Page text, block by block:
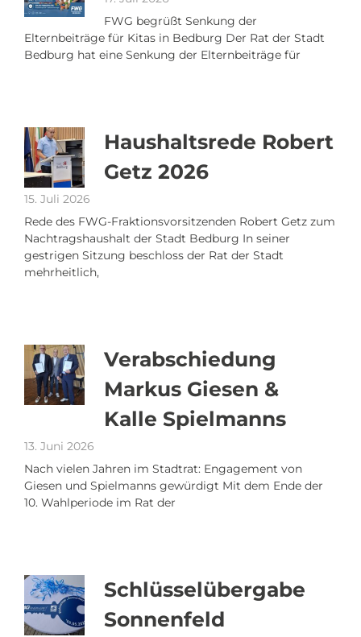
FWG begrüßt Senkung der
Elternbeiträge für Kitas in Bedburg Der Rat der Stadt
Bedburg hat eine Senkung der Elternbeiträge für
Haushaltsrede Robert
Getz 2026
15. Juli 2026
Rede des FWG-Fraktionsvorsitzenden Robert Getz zum
Nachtragshaushalt der Stadt Bedburg In seiner
gestrigen Sitzung beschloss der Rat der Stadt
mehrheitlich,
Verabschiedung
Markus Giesen &
Kalle Spielmanns
13. Juni 2026
Nach vielen Jahren im Stadtrat: Engagement von
Giesen und Spielmanns gewürdigt Mit dem Ende der
10. Wahlperiode im Rat der
Schlüsselübergabe
Sonnenfeld